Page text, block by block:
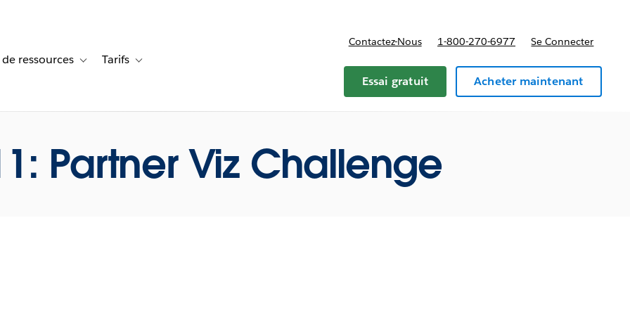
de cas for Solutions
ressources Toggle sub-navigation for Centre de ressources
Tarifs Toggle sub-navigation for Tarifs
Contactez-Nous 1-800-270-6977 Se Connecter
Essai gratuit Acheter maintenant
Partner Viz Challenge